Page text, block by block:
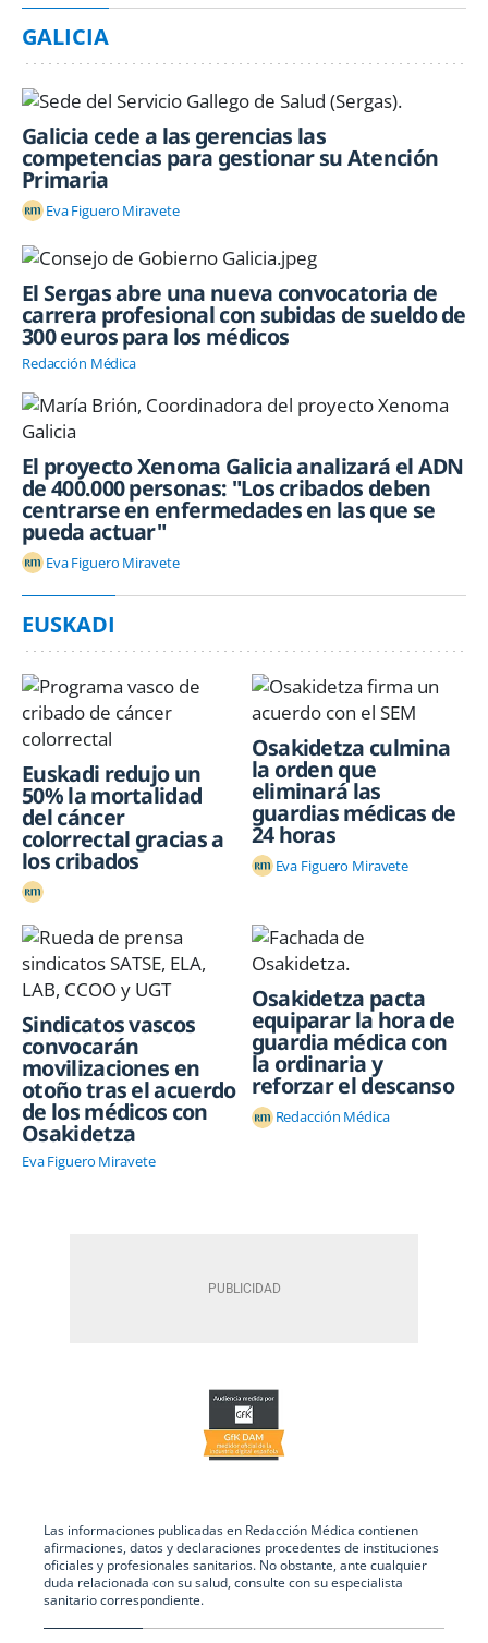
GALICIA
Galicia cede a las gerencias las
competencias para gestionar su Atención
Primaria
Eva Figuero Miravete
El Sergas abre una nueva convocatoria de
carrera profesional con subidas de sueldo de
300 euros para los médicos
Redacción Médica
El proyecto Xenoma Galicia analizará el ADN
de 400.000 personas: "Los cribados deben
centrarse en enfermedades en las que se
pueda actuar"
Eva Figuero Miravete
EUSKADI
Euskadi redujo un
50% la mortalidad
del cáncer
colorrectal gracias a
los cribados
Osakidetza culmina
la orden que
eliminará las
guardias médicas de
24 horas
Eva Figuero Miravete
Sindicatos vascos
convocarán
movilizaciones en
otoño tras el acuerdo
de los médicos con
Osakidetza
Eva Figuero Miravete
Osakidetza pacta
equiparar la hora de
guardia médica con
la ordinaria y
reforzar el descanso
Redacción Médica
Las informaciones publicadas en Redacción Médica contienen
afirmaciones, datos y declaraciones procedentes de instituciones
oficiales y profesionales sanitarios. No obstante, ante cualquier
duda relacionada con su salud, consulte con su especialista
sanitario correspondiente.